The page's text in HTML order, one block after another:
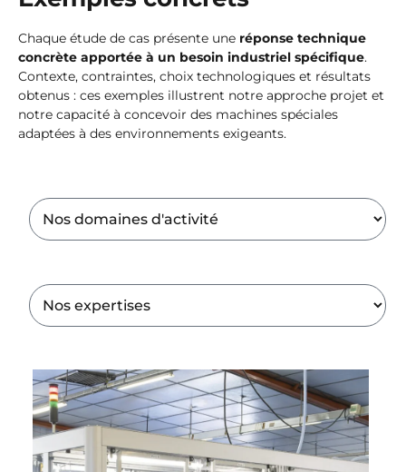
Chaque étude de cas présente une réponse technique
concrète apportée à un besoin industriel spécifique.
Contexte, contraintes, choix technologiques et résultats
obtenus : ces exemples illustrent notre approche projet et
notre capacité à concevoir des machines spéciales
adaptées à des environnements exigeants.